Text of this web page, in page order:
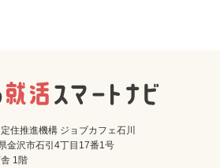
住推進機構 ジョブカフェ石川
金沢市石引4丁目17番1号
1階